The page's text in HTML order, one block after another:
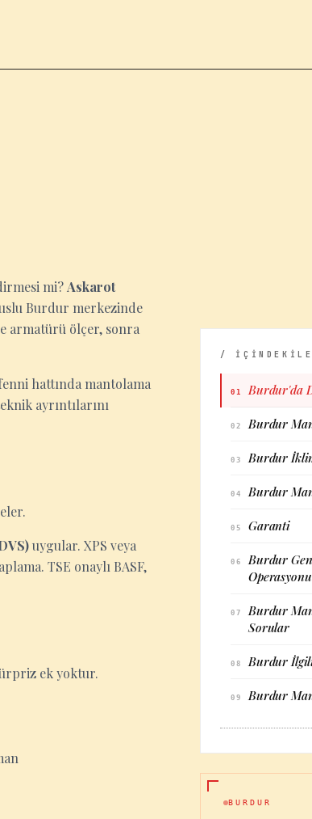
mi?Askarot
Burdur merkezinde
armatürü ölçer, sonra
hattında mantolama
ayrıntılarını
uygular. XPS veya
TSE onaylı BASF,
ek yoktur.
/
01 Burdur'da
02 Burdur
03 Burdur
04 Burdur
05 Garanti
06
Burdur
Operasyonu
07
Burdur
Sorular
08 Burdur
09 Burdur
BURDUR